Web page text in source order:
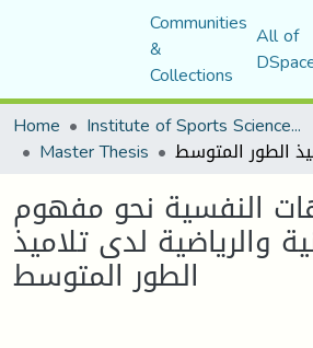
Communities
&
Collections
All of
Home
Institute of Sports Sciences and Techniques
Master Thesis
النفسية نحو مفهوم
والرياضية لدى تلاميذ
الطور المتوسط